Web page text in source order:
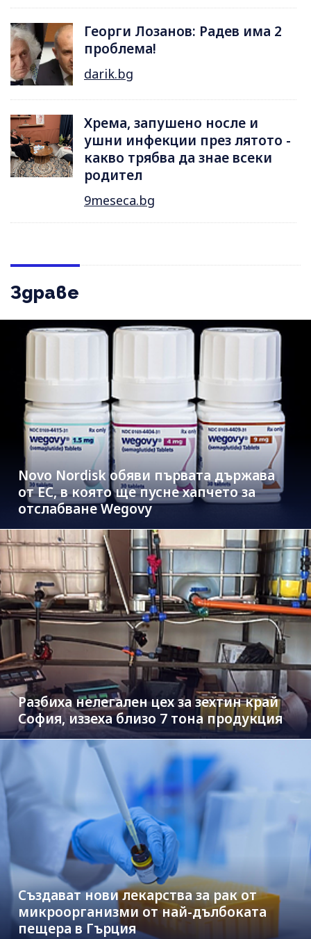
Георги Лозанов: Радев има 2
проблема!
darik.bg
Хрема, запушено носле и
ушни инфекции през лятотo -
какво трябва да знае всеки
родител
9meseca.bg
Здраве
Novo Nordisk обяви първата държава
от ЕС, в която ще пусне хапчето за
отслабване Wegovy
Разбиха нелегален цех за зехтин край
София, иззеха близо 7 тона продукция
Създават нови лекарства за рак от
микроорганизми от най-дълбоката
пещера в Гърция